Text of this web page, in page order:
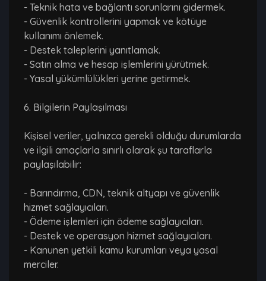
- Teknik hata ve bağlantı sorunlarını gidermek.
- Güvenlik kontrollerini yapmak ve kötüye
kullanımı önlemek.
- Destek taleplerini yanıtlamak.
- Satın alma ve hesap işlemlerini yürütmek.
- Yasal yükümlülükleri yerine getirmek.
6. Bilgilerin Paylaşılması
Kişisel veriler, yalnızca gerekli olduğu durumlarda
ve ilgili amaçlarla sınırlı olarak şu taraflarla
paylaşılabilir:
- Barındırma, CDN, teknik altyapı ve güvenlik
hizmet sağlayıcıları.
- Ödeme işlemleri için ödeme sağlayıcıları.
- Destek ve operasyon hizmet sağlayıcıları.
- Kanunen yetkili kamu kurumları veya yasal
merciler.